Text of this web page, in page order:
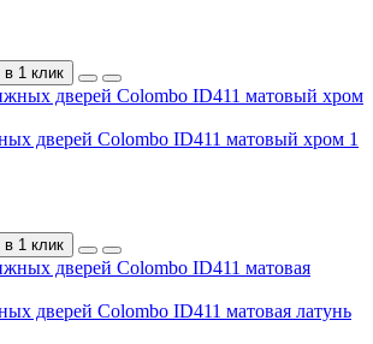
в 1 клик
дверей Colombo ID411 матовый хром 1
в 1 клик
дверей Colombo ID411 матовая латунь